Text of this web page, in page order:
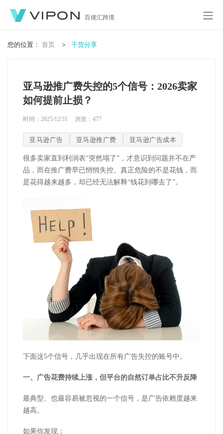
百佬汇跨境
您的位置： 首页 干货分享
亚马逊推广费失控的5个信号：2026卖家
如何提前止损？
时间：2025/12/31 浏览： 477
亚马逊广告 亚马逊推广费 亚马逊广告成本
很多卖家直到利润表“突然塌了”，才意识到问题并不在产
品，而在推广费早已悄悄失控。真正危险的不是花钱，而
是花得越来越多，却已经无法解释“钱花到哪去了”。
下面这5个信号，几乎出现在所有广告失控的账号中。
一、广告花费持续上涨，但平台的自然订单占比不升反降
最典型、也最容易被忽视的一个信号，是广告依赖度越来
越高。
如果你发现：